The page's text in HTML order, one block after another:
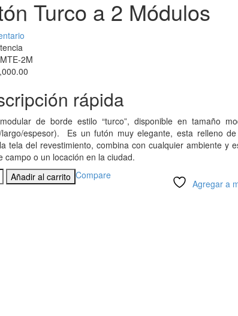
Turco a 2 Módulos
2M
rápida
de borde estilo “turco”, disponible en tamaño
largo/espesor). Es un futón muy elegante, esta relleno
tela del revestimiento, combina con cualquier ambiente y
campo o un locación en la ciudad.
Añadir al carrito Compare
Agregar a